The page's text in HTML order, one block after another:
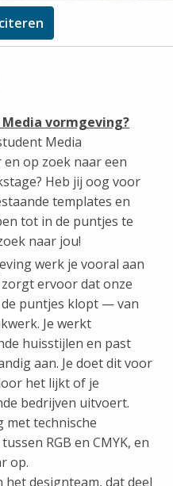
vormgeving?
Media
op zoek naar een
Heb jij oog voor
templates en
tot in de puntjes te
naar jou!
werk je vooral aan
ervoor dat onze
puntjes klopt — van
Je werkt
huisstijlen en past
aan. Je doet dit voor
het lijkt of je
bedrijven uitvoert.
met technische
RGB en CMYK, en
op.
designteam, dat deel